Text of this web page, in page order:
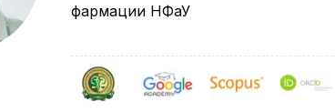
фармации НФаУ